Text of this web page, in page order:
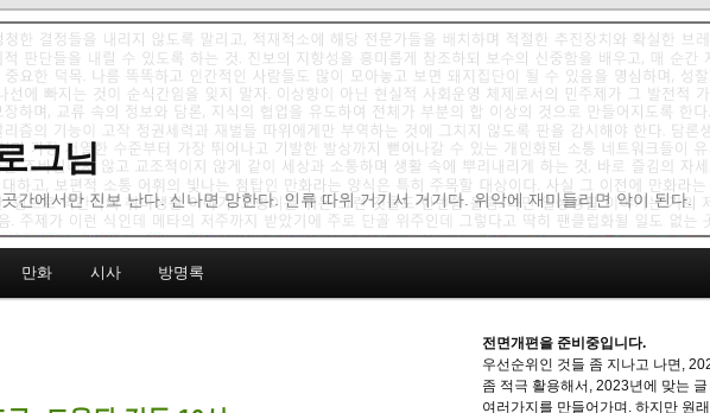
그님
간에서만 진보 난다. 신나면 망한다. 인류 따위 거기서 거기다. 위악에 재미들리면 악이 된다.
만화 시사 방명록
전면개편을 준비중입니다.
우선순위인 것들 좀 지나고 나면,
좀 적극 활용해서, 2023년에 맞는
여러가지를 만들어가며. 하지만 원